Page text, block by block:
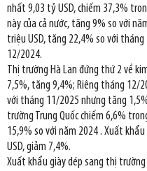
nhất 9,03 tỷ USD, chiếm 37,3%
này của cả nước, tăng 9% so với
triệu USD, tăng 22,4% so với
12/2024.
Thị trường Hà Lan đứng thứ 2 về
7,5%, tăng 9,4%; Riêng tháng 12/
với tháng 11/2025 nhưng tăng
trường Trung Quốc chiếm 6,6%
15,9% so với năm 2024 . Xuất
USD, giảm 7,4%.
Xuất khẩu giày dép sang thị